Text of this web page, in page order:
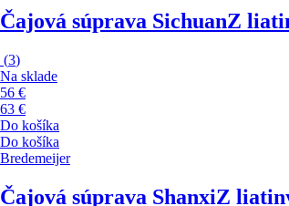
Čajová súprava SichuanZ
(3)
Na sklade
56 €
63 €
Do košíka
Do košíka
Bredemeijer
Čajová súprava ShanxiZ